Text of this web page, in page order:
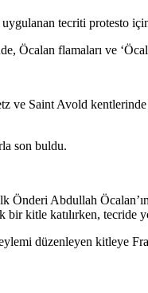
tecriti protesto
Öcalan flamaları ve
ve Saint Avold
son buldu.
Önderi Abdullah
bir kitle katılırken, tecride
düzenleyen kitleye